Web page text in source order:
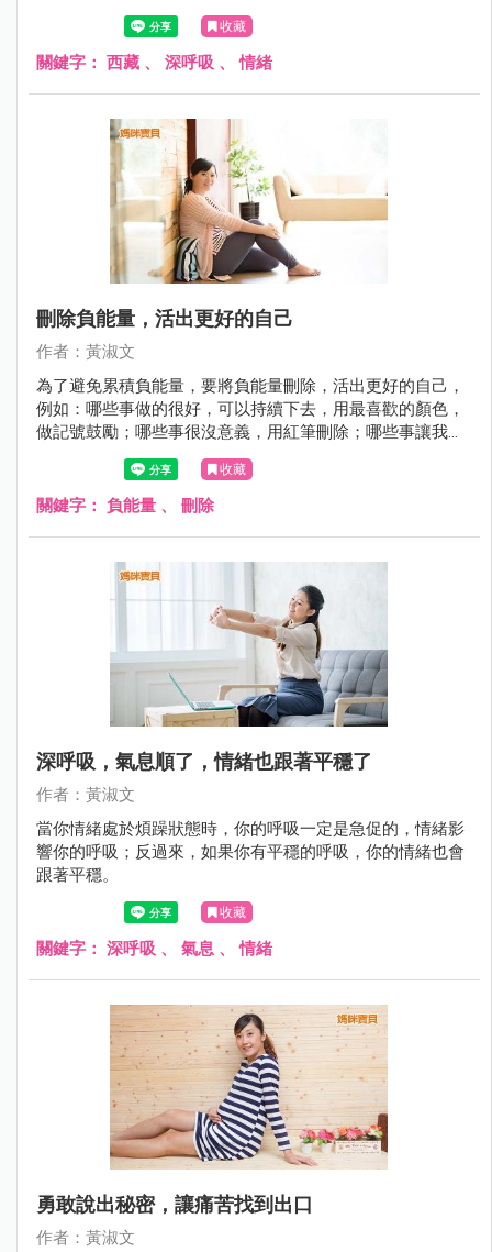
收藏
關鍵字： 西藏 、 深呼吸 、情緒
刪除負能量，活出更好的自己
作者：黃淑文
為了避免累積負能量，要將負能量刪除，活出更好的自己，
例如：哪些事做的很好，可以持續下去，用最喜歡的顏色，
做記號鼓勵；哪些事很沒意義，用紅筆刪除；哪些事讓我不
舒服，如果再重來，怎麼做才會更好，就用藍筆修復。
收藏
關鍵字： 負能量 、 刪除
深呼吸，氣息順了，情緒也跟著平穩了
作者：黃淑文
當你情緒處於煩躁狀態時，你的呼吸一定是急促的，情緒影
響你的呼吸；反過來，如果你有平穩的呼吸，你的情緒也會
跟著平穩。
收藏
關鍵字： 深呼吸 、 氣息 、情緒
勇敢說出秘密，讓痛苦找到出口
作者：黃淑文